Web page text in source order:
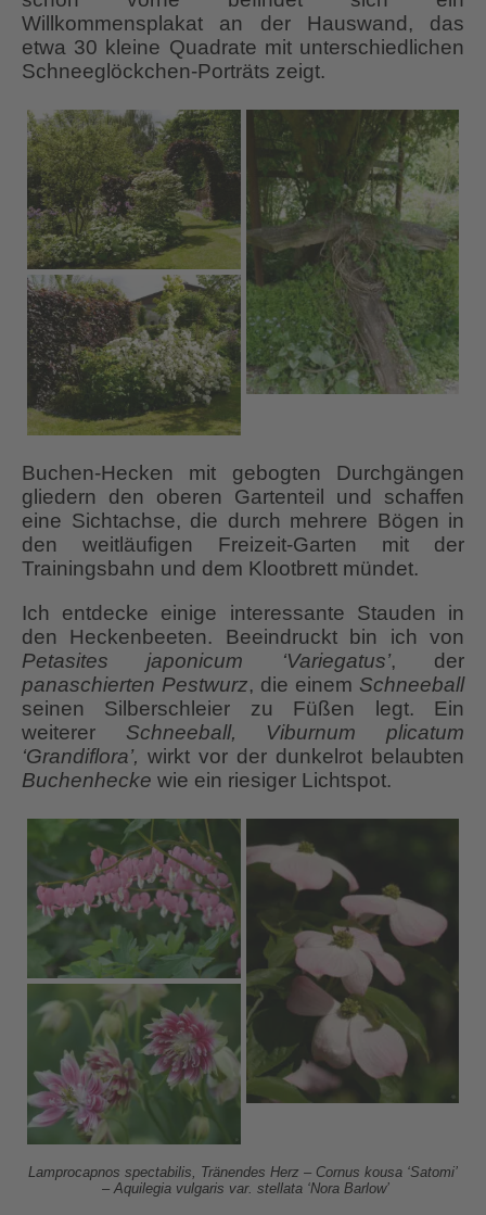
Willkommensplakat an der Hauswand, das
etwa 30 kleine Quadrate mit unterschiedlichen
Schneeglöckchen-Porträts zeigt.
Buchen-Hecken mit gebogten Durchgängen
gliedern den oberen Gartenteil und schaffen
eine Sichtachse, die durch mehrere Bögen in
den weitläufigen Freizeit-Garten mit der
Trainingsbahn und dem Klootbrett mündet.
Ich entdecke einige interessante Stauden in
den Heckenbeeten. Beeindruckt bin ich von
Petasites japonicum ‘Variegatus’, der
panaschierten Pestwurz, die einem Schneeball
seinen Silberschleier zu Füßen legt. Ein
weiterer Schneeball, Viburnum plicatum
‘Grandiflora’, wirkt vor der dunkelrot belaubten
Buchenhecke wie ein riesiger Lichtspot.
Lamprocapnos spectabilis, Tränendes Herz – Cornus kousa ‘Satomi’
– Aquilegia vulgaris var. stellata ‘Nora Barlow’